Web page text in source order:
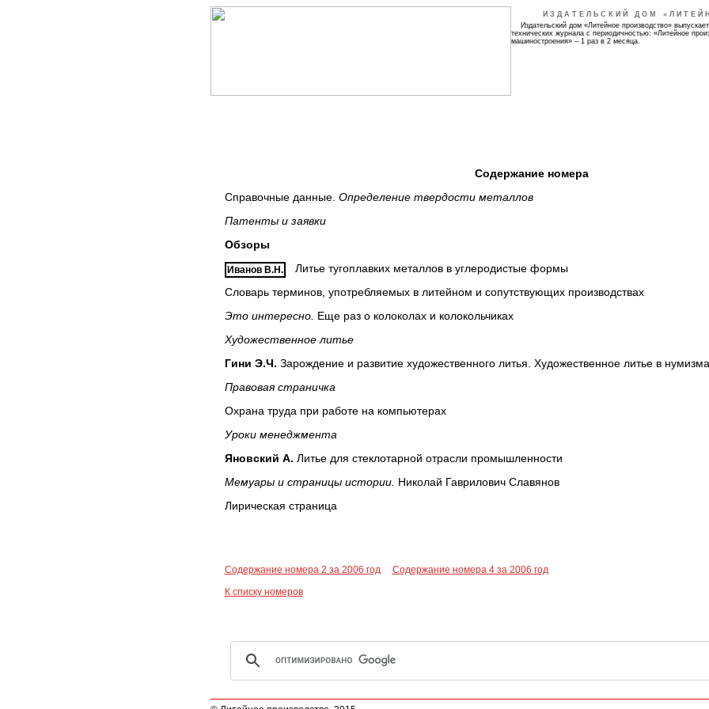
ИЗДАТЕЛЬСКИЙ ДОМ
Издательский дом «Литейное производство»
технических журнала с периодичностью: «Литейное
машиностроения» – 1 раз в 2 месяца.
Содержание номера
Справочные данные. Определение твердости металлов
Патенты и заявки
Обзоры
Иванов В.Н.
Литье тугоплавких металлов в углеродистые формы
Словарь терминов, употребляемых в литейном и сопутствующих производствах
Это интересно. Еще раз о колоколах и колокольчиках
Художественное литье
Гини Э.Ч. Зарождение и развитие художественного литья. Художественное литье в
Правовая страничка
Охрана труда при работе на компьютерах
Уроки менеджмента
Яновский А. Литье для стеклотарной отрасли промышленности
Мемуары и страницы истории. Николай Гаврилович Славянов
Лирическая страница
Содержание номера 2 за 2006 год
Содержание номера 4 за 2006 год
К списку номеров